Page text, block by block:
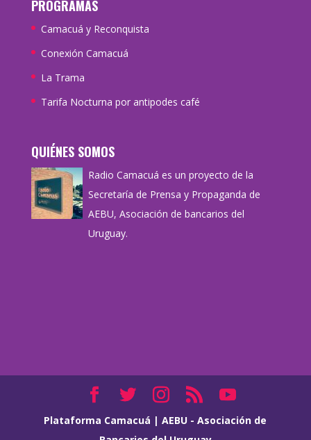
PROGRAMAS
Camacuá y Reconquista
Conexión Camacuá
La Trama
Tarifa Nocturna por antipodes café
QUIÉNES SOMOS
Radio Camacuá es un proyecto de la
Secretaría de Prensa y Propaganda de
AEBU, Asociación de bancarios del
Uruguay.
Plataforma Camacuá |AEBU - Asociación de